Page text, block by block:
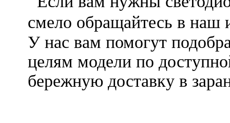
смело обращайтесь в наш
У нас вам помогут
целям модели по
бережную доставку в